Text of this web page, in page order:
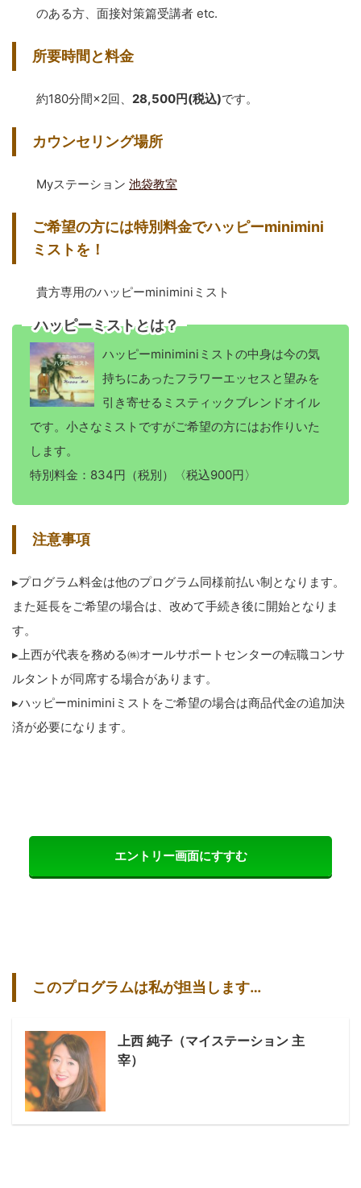
のある方、面接対策篇受講者 etc.
所要時間と料金
約180分間×2回、 28,500円(税込)です。
カウンセリング場所
Myステーション 池袋教室
ご希望の方には特別料金でハッピーminimini
ミストを！
貴方専用のハッピーminiminiミスト
ハッピーミストとは？
ハッピーminiminiミストの中身は今の気
持ちにあったフラワーエッセスと望みを
引き寄せるミスティックブレンドオイル
です。小さなミストですがご希望の方にはお作りいた
します。
特別料金：834円（税別）〈税込900円〉
注意事項
▸プログラム料金は他のプログラム同様前払い制となります。
また延長をご希望の場合は、改めて手続き後に開始となりま
す。
▸上西が代表を務める㈱オールサポートセンターの転職コンサ
ルタントが同席する場合があります。
▸ハッピーminiminiミストをご希望の場合は商品代金の追加決
済が必要になります。
エントリー画面にすすむ
このプログラムは私が担当します…
上西 純子（マイステーション 主
宰）